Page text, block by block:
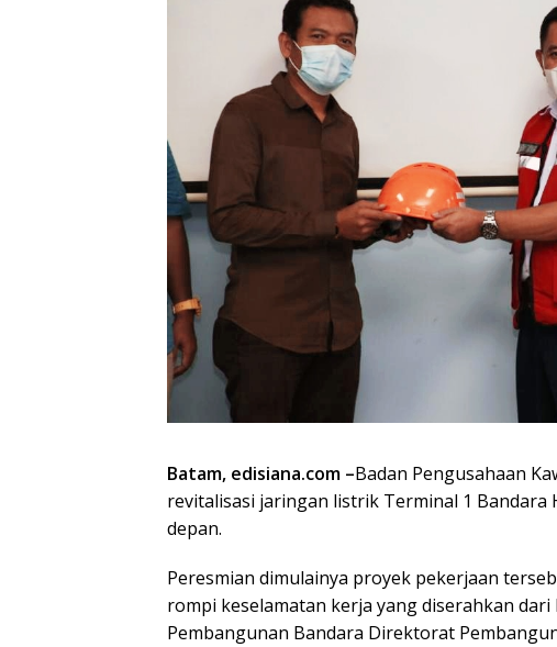
Batam, edisiana.com –Badan Pengusahaan
revitalisasi jaringan listrik Terminal 1 Bandara
depan.
Peresmian dimulainya proyek pekerjaan
rompi keselamatan kerja yang diserahkan dari
Pembangunan Bandara Direktorat
Digitalisasi Jadi Kunci
Tingkatkan PAD, QRIS
Parkir Tekan Potensi
Kebocoran